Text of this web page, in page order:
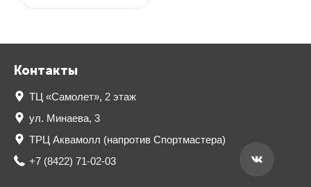
Контакты
ТЦ «Самолет», 2 этаж
ул. Минаева, 3
ТРЦ Аквамолл (напротив Спортмастера)
+7 (8422) 71-02-03